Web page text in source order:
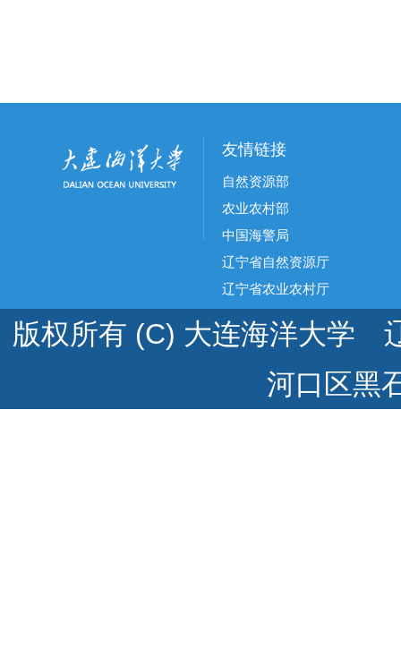
友情链接
自然资源部
农业农村部
中国海警局
辽宁省自然资源厅
辽宁省农业农村厅
版权所有 (C) 大连海洋大学
河口区黑